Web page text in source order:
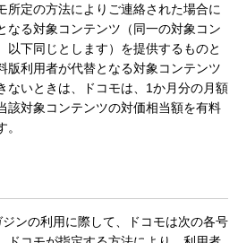
所定の方法によりご連絡された場合に
なる対象コンテンツ（同一の対象コン
以下同じとします）を提供するものと
版利用者が代替となる対象コンテンツ
ないときは、ドコモは、1か月分の月額
該対象コンテンツの対価相当額を有料
ンの利用に際して、ドコモは次の各号